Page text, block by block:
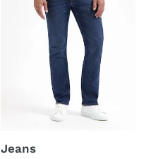
Jeans